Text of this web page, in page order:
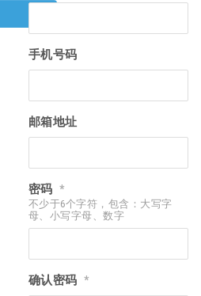
手机号码
邮箱地址
密码 *
不少于6个字符，包含：大写字
母、小写字母、数字
确认密码 *